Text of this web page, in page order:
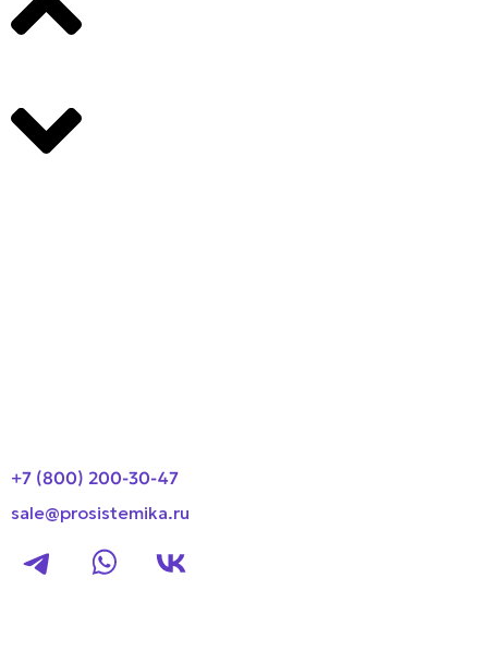
+7 (800) 200-30-47
sale@prosistemika.ru